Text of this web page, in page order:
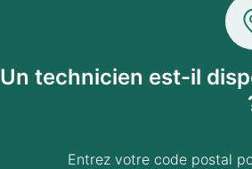
Un technicien est-il
Entrez votre code postal